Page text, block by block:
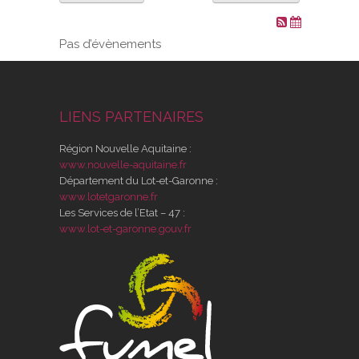
VOS DEMARCHES
SOCIAL
SPORTS ET LOISIRS
CULTURE ET PATRIMOINE
RENDEZ-VOUS EN LIGNE
Pas d’évènements
LIENS PARTENAIRES
Région Nouvelle Aquitaine :
www.nouvelle-aquitaine.fr
Département du Lot-et-Garonne :
www.lotetgaronne.fr
Les Services de l’Etat – 47 :
www.lot-et-garonne.gouv.fr